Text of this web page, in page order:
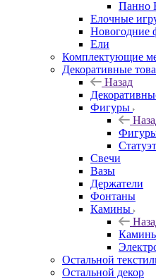
Панно
Елочные
Новогодние
Ели
Комплектующие
Декоративные
Назад
Фигуры
Свечи
Вазы
Держатели
Фонтаны
Камины
Остальной
Остальной декор